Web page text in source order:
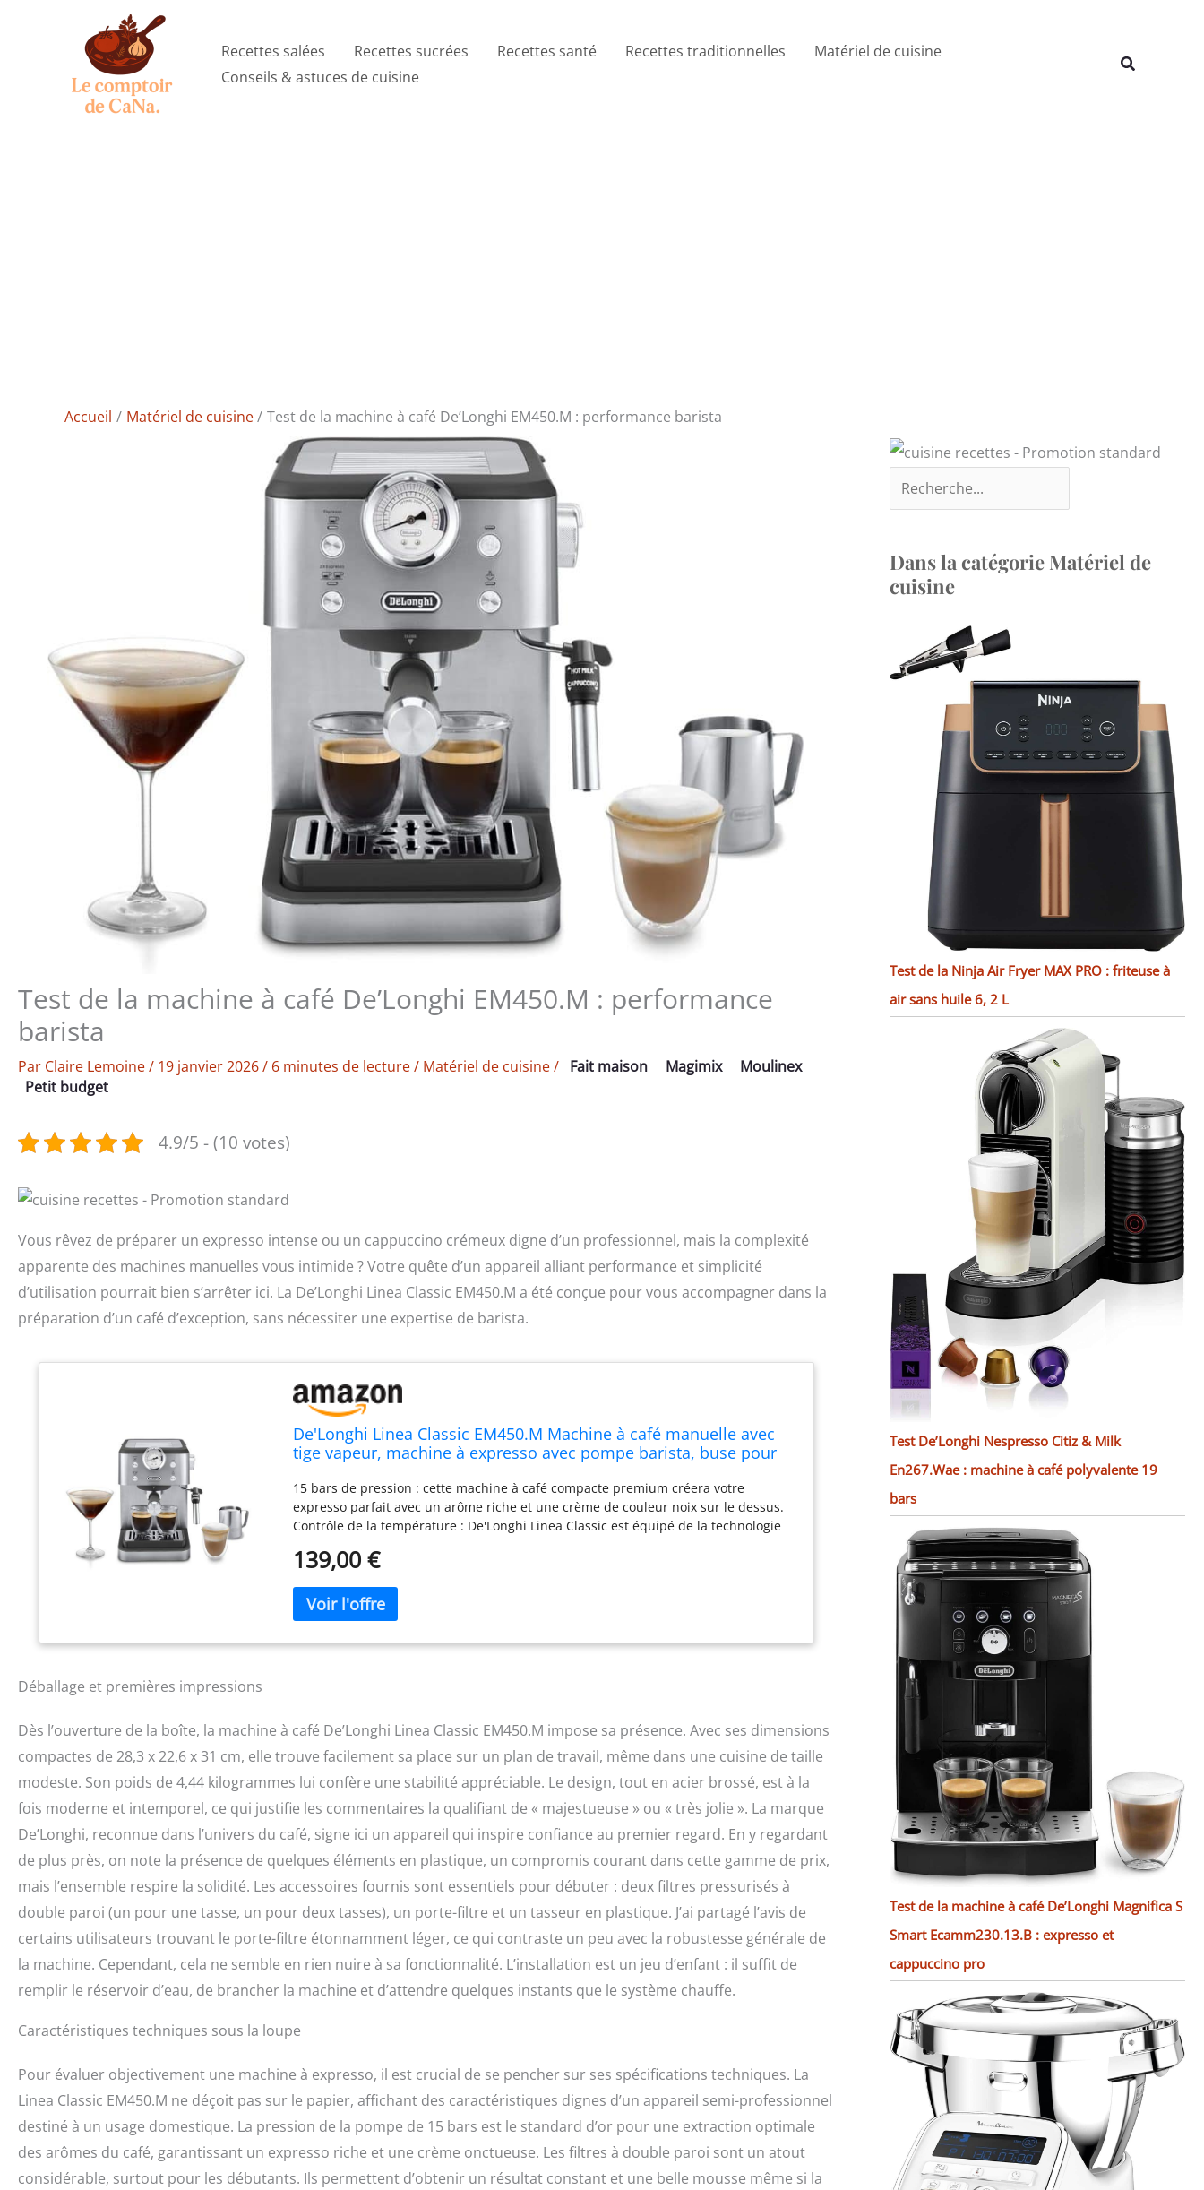
Recettes salées Recettes sucrées Recettes santé Recettes traditionnelles
Matériel de cuisine
Conseils & astuces de cuisine
Rechercher
Accueil Matériel de cuisine Test de la machine à café De’Longhi EM450.M : performance barista
Test de la machine à café De’Longhi EM450.M : performance
barista
Par Claire Lemoine/ 19 janvier 2026/ 6 minutes de lecture/ Matériel de cuisine/ Fait maison Magimix
Moulinex
Petit budget
4.9/5 - (10 votes)
Vous rêvez de préparer un expresso intense ou un cappuccino crémeux digne d’un professionnel, mais la complexité
apparente des machines manuelles vous intimide ? Votre quête d’un appareil alliant performance et simplicité
d’utilisation pourrait bien s’arrêter ici. La De’Longhi Linea Classic EM450.M a été conçue pour vous accompagner dans la
préparation d’un café d’exception, sans nécessiter une expertise de barista.
De'Longhi Linea Classic EM450.M Machine à café manuelle avec
tige vapeur, machine à expresso avec pompe barista, buse pour
15 bars de pression : cette machine à café compacte premium créera votre
expresso parfait avec un arôme riche et une crème de couleur noix sur le dessus.
Contrôle de la température : De'Longhi Linea Classic est équipé de la technologie
température pour une qualité optimale dans la tasse. Plus de contrôle : paniers
café jusqu'à 20 g) pour un meilleur contrôle dans l'extraction du café et un goût
plus riche et plus intense. Variété de boissons : expresso simple et double
grands verres ou des tasses.
139,00 €
Déballage et premières impressions
Dès l’ouverture de la boîte, la machine à café De’Longhi Linea Classic EM450.M impose sa présence. Avec ses dimensions
compactes de 28,3 x 22,6 x 31 cm, elle trouve facilement sa place sur un plan de travail, même dans une cuisine de taille
modeste. Son poids de 4,44 kilogrammes lui confère une stabilité appréciable. Le design, tout en acier brossé, est à la
fois moderne et intemporel, ce qui justifie les commentaires la qualifiant de « majestueuse » ou « très jolie ». La marque
De’Longhi, reconnue dans l’univers du café, signe ici un appareil qui inspire confiance au premier regard. En y regardant
de plus près, on note la présence de quelques éléments en plastique, un compromis courant dans cette gamme de prix,
mais l’ensemble respire la solidité. Les accessoires fournis sont essentiels pour débuter : deux filtres pressurisés à
double paroi (un pour une tasse, un pour deux tasses), un porte-filtre et un tasseur en plastique. J’ai partagé l’avis de
certains utilisateurs trouvant le porte-filtre étonnamment léger, ce qui contraste un peu avec la robustesse générale de
la machine. Cependant, cela ne semble en rien nuire à sa fonctionnalité. L’installation est un jeu d’enfant : il suffit de
remplir le réservoir d’eau, de brancher la machine et d’attendre quelques instants que le système chauffe.
Caractéristiques techniques sous la loupe
Pour évaluer objectivement une machine à expresso, il est crucial de se pencher sur ses spécifications techniques. La
Linea Classic EM450.M ne déçoit pas sur le papier, affichant des caractéristiques dignes d’un appareil semi-professionnel
destiné à un usage domestique. La pression de la pompe de 15 bars est le standard d’or pour une extraction optimale
des arômes du café, garantissant un expresso riche et une crème onctueuse. Les filtres à double paroi sont un atout
considérable, surtout pour les débutants. Ils permettent d’obtenir un résultat constant et une belle mousse même si la
Dans la catégorie Matériel de
cuisine
Test de la Ninja Air Fryer MAX PRO : friteuse à
air sans huile 6, 2 L
Test De’Longhi Nespresso Citiz & Milk
En267.Wae : machine à café polyvalente 19
bars
Test de la machine à café De’Longhi Magnifica S
Smart Ecamm230.13.B : expresso et
cappuccino pro